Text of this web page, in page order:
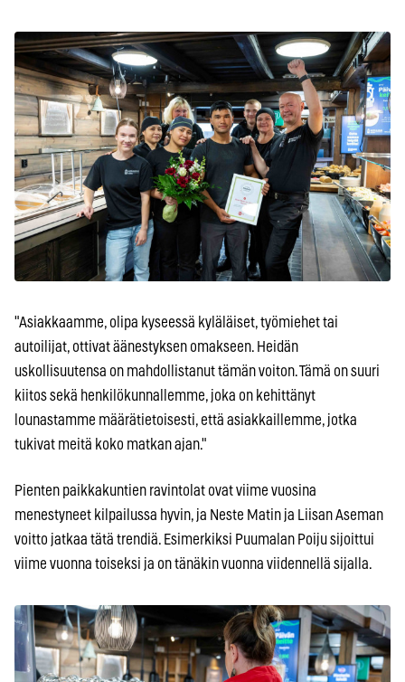
"Asiakkaamme, olipa kyseessä kyläläiset, työmiehet tai
autoilijat, ottivat äänestyksen omakseen. Heidän
uskollisuutensa on mahdollistanut tämän voiton. Tämä on suuri
kiitos sekä henkilökunnallemme, joka on kehittänyt
lounastamme määrätietoisesti, että asiakkaillemme, jotka
tukivat meitä koko matkan ajan."
Pienten paikkakuntien ravintolat ovat viime vuosina
menestyneet kilpailussa hyvin, ja Neste Matin ja Liisan Aseman
voitto jatkaa tätä trendiä. Esimerkiksi Puumalan Poiju sijoittui
viime vuonna toiseksi ja on tänäkin vuonna viidennellä sijalla.